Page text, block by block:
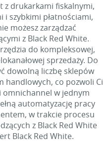
z drukarkami fiskalnymi,
i szybkimi płatnościami,
możesz zarządzać
z Black Red White.
do kompleksowej,
sprzedaży. Do
dowolną liczbę sklepów
co pozwoli Ci
w jednym
automatyzację pracy
w trakcie procesu
z Black Red White
Black Red White.